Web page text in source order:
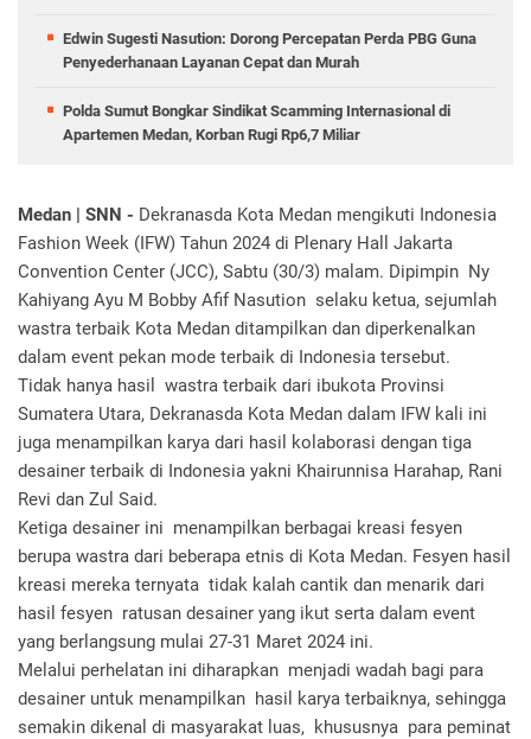
Edwin Sugesti Nasution: Dorong Percepatan Perda PBG Guna
Penyederhanaan Layanan Cepat dan Murah
Polda Sumut Bongkar Sindikat Scamming Internasional di
Apartemen Medan, Korban Rugi Rp6,7 Miliar
Medan | SNN - Dekranasda Kota Medan mengikuti Indonesia
Fashion Week (IFW) Tahun 2024 di Plenary Hall Jakarta
Convention Center (JCC), Sabtu (30/3) malam. Dipimpin Ny
Kahiyang Ayu M Bobby Afif Nasution selaku ketua, sejumlah
wastra terbaik Kota Medan ditampilkan dan diperkenalkan
dalam event pekan mode terbaik di Indonesia tersebut.
Tidak hanya hasil wastra terbaik dari ibukota Provinsi
Sumatera Utara, Dekranasda Kota Medan dalam IFW kali ini
juga menampilkan karya dari hasil kolaborasi dengan tiga
desainer terbaik di Indonesia yakni Khairunnisa Harahap, Rani
Revi dan Zul Said.
Ketiga desainer ini menampilkan berbagai kreasi fesyen
berupa wastra dari beberapa etnis di Kota Medan. Fesyen hasil
kreasi mereka ternyata tidak kalah cantik dan menarik dari
hasil fesyen ratusan desainer yang ikut serta dalam event
yang berlangsung mulai 27-31 Maret 2024 ini.
Melalui perhelatan ini diharapkan menjadi wadah bagi para
desainer untuk menampilkan hasil karya terbaiknya, sehingga
semakin dikenal di masyarakat luas, khususnya para peminat